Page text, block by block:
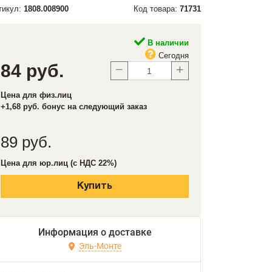
1808.008900 Код товара: 71731
В наличии
Сегодня
84 руб.
Цена для физ.лиц
+1,68 руб. бонус на следующий заказ
89 руб.
Цена для юр.лиц (с НДС 22%)
Купить
Информация о доставке
Эль-Монте